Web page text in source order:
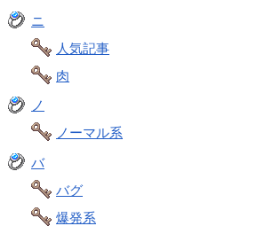
ニ
人気記事
肉
ノ
ノーマル系
バ
バグ
爆発系